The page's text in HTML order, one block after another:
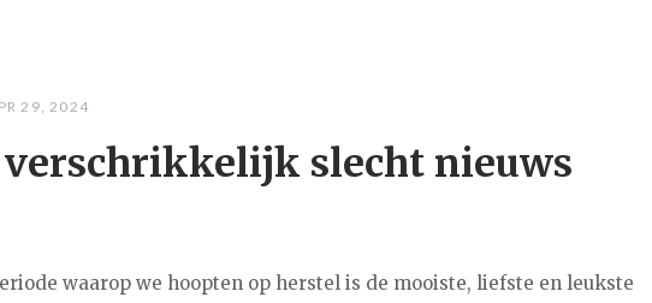
29, 2024
verschrikkelijk slecht nieuws
waarop we hoopten op herstel is de mooiste, liefste en leukste